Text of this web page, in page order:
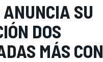
SU
DOS
MÁS CON